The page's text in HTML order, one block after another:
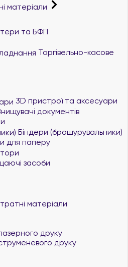
матеріали
та БФП
Торгівельно-касове
3D пристрої та аксесуари
документів
Біндери (брошурувальники)
для паперу
засоби
матеріали
друку
друку